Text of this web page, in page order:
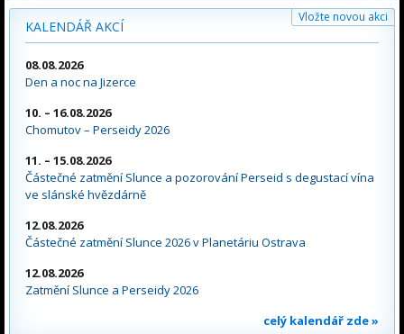
KALENDÁŘ AKCÍ
Vložte novou akci
08.08.2026
Den a noc na Jizerce
10. – 16.08.2026
Chomutov – Perseidy 2026
11. – 15.08.2026
Částečné zatmění Slunce a pozorování Perseid s degustací vína
ve slánské hvězdárně
12.08.2026
Částečné zatmění Slunce 2026 v Planetáriu Ostrava
12.08.2026
Zatmění Slunce a Perseidy 2026
celý kalendář zde »